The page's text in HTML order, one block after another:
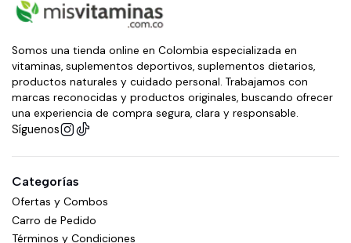
Somos una tienda online en Colombia especializada en
vitaminas, suplementos deportivos, suplementos dietarios,
productos naturales y cuidado personal. Trabajamos con
marcas reconocidas y productos originales, buscando ofrecer
una experiencia de compra segura, clara y responsable.
Síguenos
Categorías
Ofertas y Combos
Carro de Pedido
Términos y Condiciones